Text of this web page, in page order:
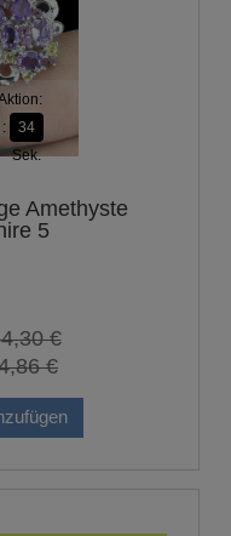
33
Sek.
Amethyste
5
€
€